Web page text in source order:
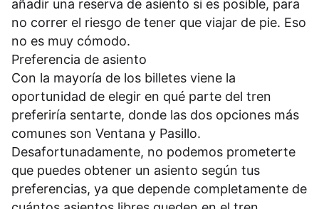
añadir una reserva de asiento si es posible, para
no correr el riesgo de tener que viajar de pie. Eso
no es muy cómodo.
Preferencia de asiento
Con la mayoría de los billetes viene la
oportunidad de elegir en qué parte del tren
preferiría sentarte, donde las dos opciones más
comunes son Ventana y Pasillo.
Desafortunadamente, no podemos prometerte
que puedes obtener un asiento según tus
preferencias, ya que depende completamente de